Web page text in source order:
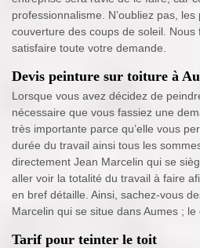
professionnalisme. N’oubliez pas,
couverture des coups de soleil.
satisfaire toute votre demande.
Devis peinture sur toiture à
Lorsque vous avez décidez de
nécessaire que vous fassiez une
très importante parce qu’elle vous
durée du travail ainsi tous les
directement Jean Marcelin qui se
aller voir la totalité du travail à faire
en bref détaille. Ainsi, sachez-vous
Marcelin qui se situe dans Aumes ;
Tarif pour teinter le toit